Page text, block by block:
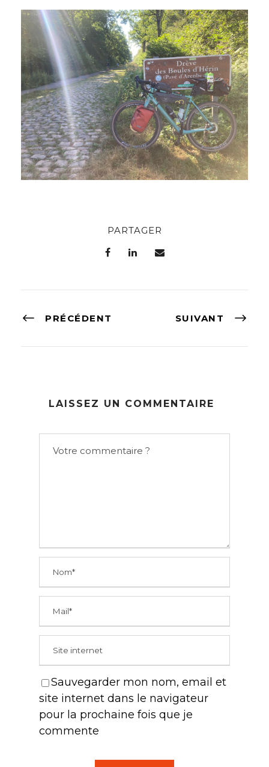
PARTAGER
PRÉCÉDENT SUIVANT
LAISSEZ UN COMMENTAIRE
Sauvegarder mon nom, email et
site internet dans le navigateur
pour la prochaine fois que je
commente